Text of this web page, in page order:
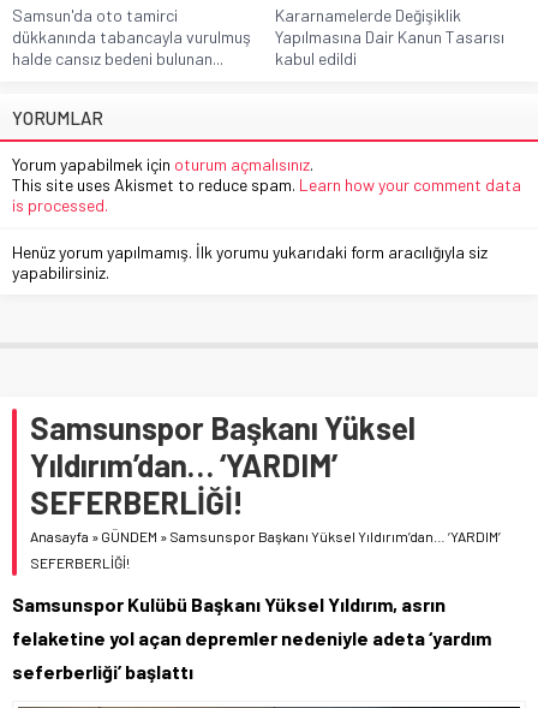
Samsun'da oto tamirci
dükkanında tabancayla vurulmuş
halde cansız bedeni bulunan...
Kararnamelerde Değişiklik
Yapılmasına Dair Kanun Tasarısı
kabul edildi
YORUMLAR
Yorum yapabilmek için oturum açmalısınız.
This site uses Akismet to reduce spam. Learn how your comment data
is processed.
Henüz yorum yapılmamış. İlk yorumu yukarıdaki form aracılığıyla siz
yapabilirsiniz.
Samsunspor Başkanı Yüksel
Yıldırım’dan… ‘YARDIM’
SEFERBERLİĞİ!
Anasayfa » GÜNDEM » Samsunspor Başkanı Yüksel Yıldırım’dan… ‘YARDIM’
SEFERBERLİĞİ!
Samsunspor Kulübü Başkanı Yüksel Yıldırım, asrın
felaketine yol açan depremler nedeniyle adeta ‘yardım
seferberliği’ başlattı